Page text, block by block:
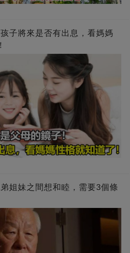
子將來是否有出息，看媽媽
姐妹之間想和睦，需要3個條